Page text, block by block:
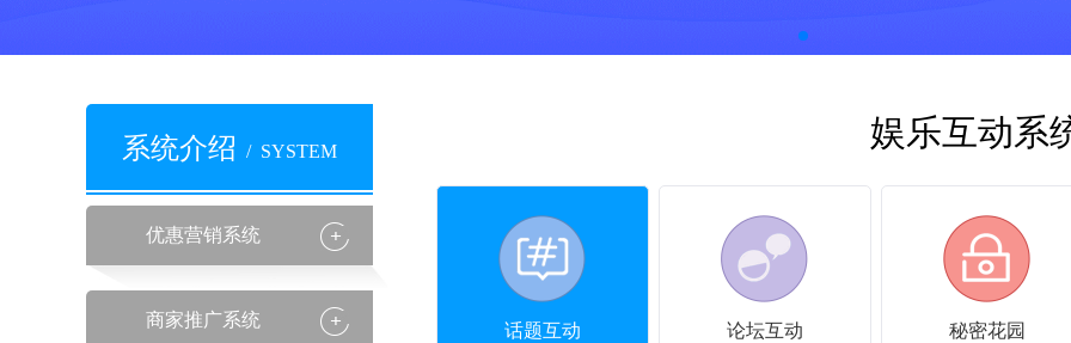
系统介绍 / SYSTEM
优惠营销系统
商家推广系统
娱乐互动系
话题互动 论坛互动 秘密花园